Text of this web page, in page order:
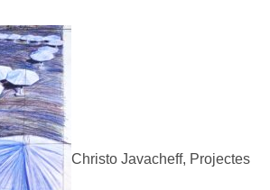
Christo Javacheff, Projectes